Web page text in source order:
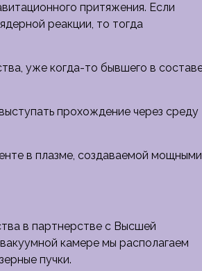
притяжения. Если
реакции, то тогда
уже когда-то бывшего в
прохождение через среду
в плазме, создаваемой мощными
в партнерстве с Высшей
камере мы располагаем
пучки.